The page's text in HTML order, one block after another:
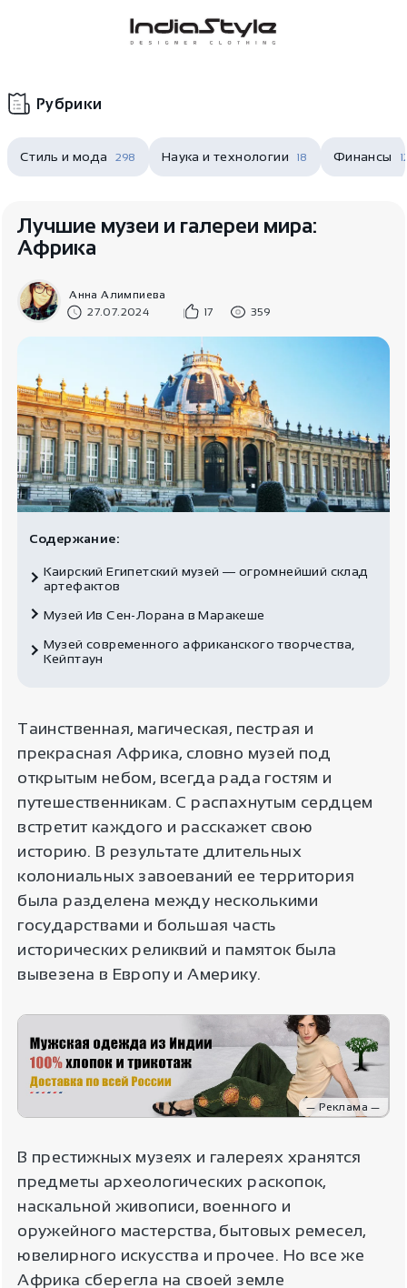
Корзина
В корзиненеттоваров
Рубрики
Стиль и мода 298 Наука и технологии 18 Финансы
Лучшие музеи и галереи мира:
Африка
Анна Алимпиева
27.07.2024
17 359
Содержание:
Каирский Египетский музей ― огромнейший склад
артефактов
Музей Ив Сен-Лорана в Маракеше
Музей современного африканского творчества,
Кейптаун
Таинственная, магическая, пестрая и
прекрасная Африка, словно музей под
открытым небом, всегда рада гостям и
путешественникам. С распахнутым сердцем
встретит каждого и расскажет свою
историю. В результате длительных
колониальных завоеваний ее территория
была разделена между несколькими
государствами и большая часть
исторических реликвий и памяток была
вывезена в Европу и Америку.
— Реклама —
В престижных музеях и галереях хранятся
предметы археологических раскопок,
наскальной живописи, военного и
оружейного мастерства, бытовых ремесел,
ювелирного искусства и прочее. Но все же
Африка сберегла на своей земле